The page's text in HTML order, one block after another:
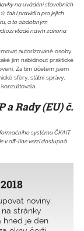
na uvádění stavebních
tak i pravidla pro jejich
a to obdobným
vládě návrh zákona
autorizované osoby
jim nabídnout praktické
Za tím účelem jsem
sféry, státní správy,
Rady (EU) č.
systému ČKAIT
v off-line verzi dostupná
noviny.
stránky
hned je den